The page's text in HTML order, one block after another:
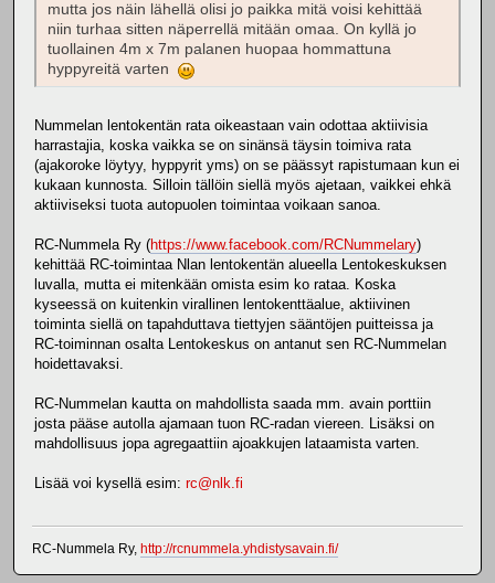
mutta jos näin lähellä olisi jo paikka mitä voisi kehittää
niin turhaa sitten näperrellä mitään omaa. On kyllä jo
tuollainen 4m x 7m palanen huopaa hommattuna
hyppyreitä varten
Nummelan lentokentän rata oikeastaan vain odottaa aktiivisia
harrastajia, koska vaikka se on sinänsä täysin toimiva rata
(ajakoroke löytyy, hyppyrit yms) on se päässyt rapistumaan kun ei
kukaan kunnosta. Silloin tällöin siellä myös ajetaan, vaikkei ehkä
aktiiviseksi tuota autopuolen toimintaa voikaan sanoa.
RC-Nummela Ry (https://www.facebook.com/RCNummelary)
kehittää RC-toimintaa Nlan lentokentän alueella Lentokeskuksen
luvalla, mutta ei mitenkään omista esim ko rataa. Koska
kyseessä on kuitenkin virallinen lentokenttäalue, aktiivinen
toiminta siellä on tapahduttava tiettyjen sääntöjen puitteissa ja
RC-toiminnan osalta Lentokeskus on antanut sen RC-Nummelan
hoidettavaksi.
RC-Nummelan kautta on mahdollista saada mm. avain porttiin
josta pääse autolla ajamaan tuon RC-radan viereen. Lisäksi on
mahdollisuus jopa agregaattiin ajoakkujen lataamista varten.
Lisää voi kysellä esim: rc@nlk.fi
RC-Nummela Ry, http://rcnummela.yhdistysavain.fi/